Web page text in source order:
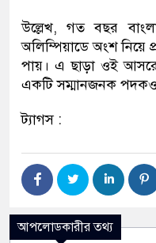
উল্লেখ, গত বছর
অলিম্পিয়াডে অংশ
পায়। এ ছাড়া ওই আসরে
একটি সম্মানজনক
ট্যাগস :
আপলোডকারীর তথ্য